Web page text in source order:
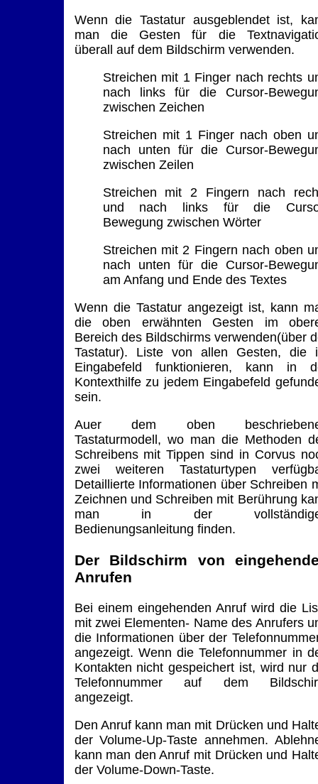
Wenn die Tastatur ausgeblendet ist,
man die Gesten für die
überall auf dem Bildschirm verwenden.
Streichen mit 1 Finger nach rechts
nach links für die Cursor-
zwischen Zeichen
Streichen mit 1 Finger nach oben
nach unten für die Cursor-
zwischen Zeilen
Streichen mit 2 Fingern nach
und nach links für die
Bewegung zwischen Wörter
Streichen mit 2 Fingern nach oben
nach unten für die Cursor-
am Anfang und Ende des Textes
Wenn die Tastatur angezeigt ist, kann
die oben erwähnten Gesten im
Bereich des Bildschirms verwenden(über
Tastatur). Liste von allen Gesten, die
Eingabefeld funktionieren, kann in
Kontexthilfe zu jedem Eingabefeld
sein.
Auer dem oben
Tastaturmodell, wo man die Methoden
Schreibens mit Tippen sind in Corvus
zwei weiteren Tastaturtypen
Detaillierte Informationen über Schreiben
Zeichnen und Schreiben mit Berührung
man in der
Bedienungsanleitung finden.
Der Bildschirm von
Anrufen
Bei einem eingehenden Anruf wird die
mit zwei Elementen- Name des Anrufers
die Informationen über der
angezeigt. Wenn die Telefonnummer in
Kontakten nicht gespeichert ist, wird nur
Telefonnummer auf dem
angezeigt.
Den Anruf kann man mit Drücken und
der Volume-Up-Taste annehmen.
kann man den Anruf mit Drücken und
der Volume-Down-Taste.